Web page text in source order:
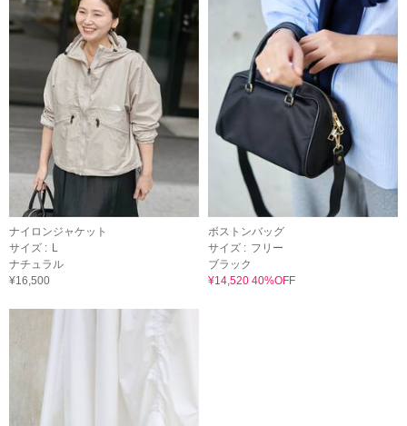
ナイロンジャケット
サイズ : L
ナチュラル
¥16,500
ボストンバッグ
サイズ : フリー
ブラック
¥14,520 40%OFF